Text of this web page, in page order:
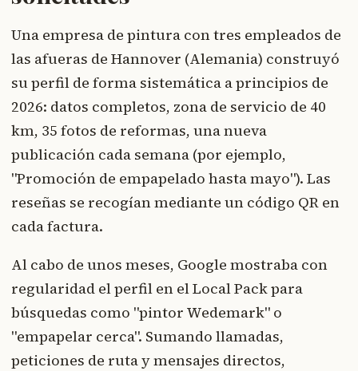
Una empresa de pintura con tres empleados de
las afueras de Hannover (Alemania) construyó
su perfil de forma sistemática a principios de
2026: datos completos, zona de servicio de 40
km, 35 fotos de reformas, una nueva
publicación cada semana (por ejemplo,
"Promoción de empapelado hasta mayo"). Las
reseñas se recogían mediante un código QR en
cada factura.
Al cabo de unos meses, Google mostraba con
regularidad el perfil en el Local Pack para
búsquedas como "pintor Wedemark" o
"empapelar cerca". Sumando llamadas,
peticiones de ruta y mensajes directos,